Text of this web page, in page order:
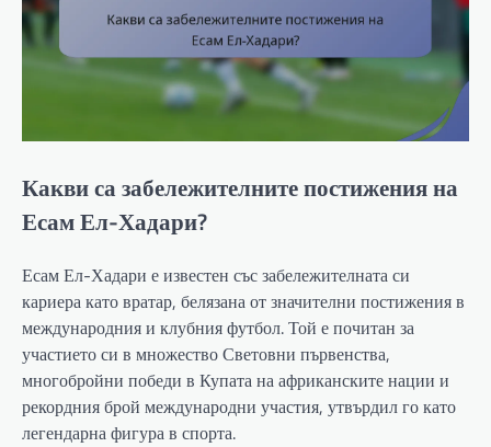
Какви са забележителните постижения на
Есам Ел-Хадари?
Есам Ел-Хадари е известен със забележителната си
кариера като вратар, белязана от значителни постижения в
международния и клубния футбол. Той е почитан за
участието си в множество Световни първенства,
многобройни победи в Купата на африканските нации и
рекордния брой международни участия, утвърдил го като
легендарна фигура в спорта.